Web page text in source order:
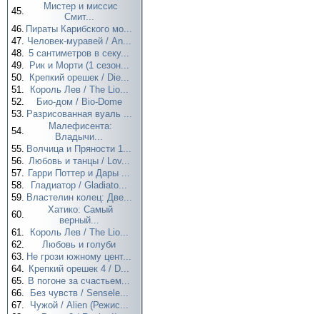
45.
Мистер и миссис
Смит...
46. Пираты Карибского мо...
47. Человек-муравей / An...
48. 5 сантиметров в секу...
49.
Рик и Морти (1 сезон...
50.
Крепкий орешек / Die...
51.
Король Лев / The Lio...
52.
Био-дом / Bio-Dome
53. Разрисованная вуаль ...
54.
Малефисента:
Владычи...
55. Волчица и Пряности 1...
56. Любовь и танцы / Lov...
57. Гарри Поттер и Дары ...
58.
Гладиатор / Gladiato...
59. Властелин колец: Две...
60.
Хатико: Самый
верный...
61.
Король Лев / The Lio...
62.
Любовь и голуби
63. Не грози южному цент...
64. Крепкий орешек 4 / D...
65. В погоне за счастьем...
66.
Без чувств / Sensele...
67.
Чужой / Alien (Режис...